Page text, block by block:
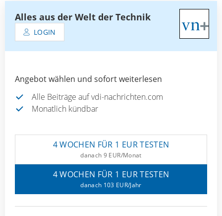
Alles aus der Welt der Technik
LOGIN
Angebot wählen und sofort weiterlesen
Alle Beiträge auf vdi-nachrichten.com
Monatlich kündbar
4 WOCHEN FÜR 1 EUR TESTEN
danach 9 EUR/Monat
4 WOCHEN FÜR 1 EUR TESTEN
danach 103 EUR/Jahr